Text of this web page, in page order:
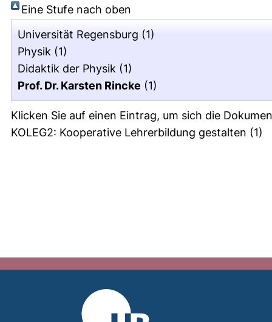
Eine Stufe nach oben
Universität Regensburg (1)
Physik (1)
Didaktik der Physik (1)
Prof. Dr. Karsten Rincke (1)
Klicken Sie auf einen Eintrag, um sich die
KOLEG2: Kooperative Lehrerbildung gestalten (1)